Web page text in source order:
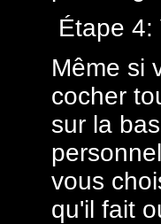
Étape 4:
Même si
cocher
sur la
vous
qu'il fait